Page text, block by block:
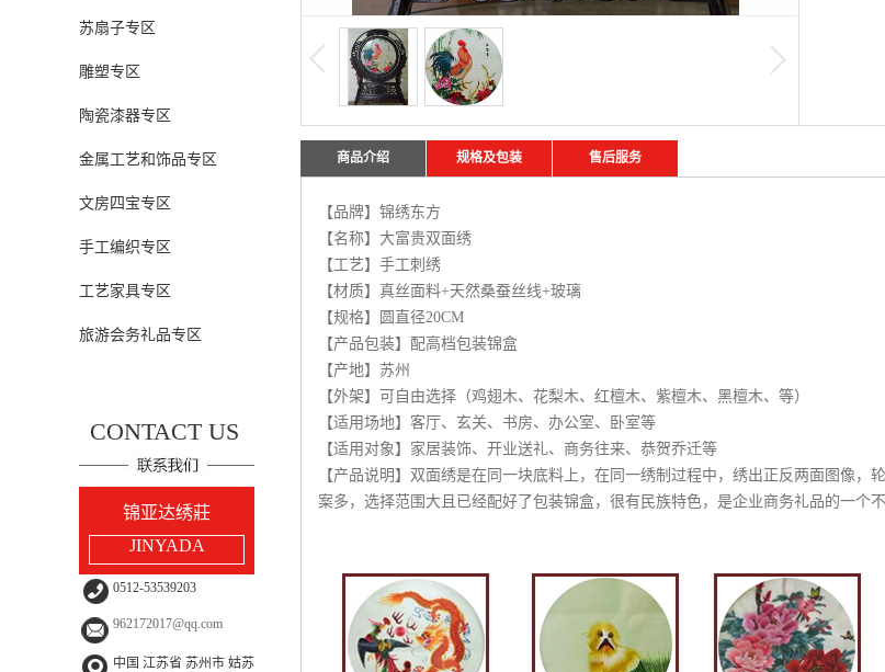
苏扇子专区
雕塑专区
陶瓷漆器专区
金属工艺和饰品专区
文房四宝专区
手工编织专区
工艺家具专区
旅游会务礼品专区
CONTACT US
锦亚达绣莊
JINYADA
0512-53539203
962172017@qq.com
中国 江苏省 苏州市 姑苏
商品介绍 规格及包装 售后服务
【品牌】锦绣东方
【名称】大富贵双面绣
【工艺】手工刺绣
【材质】真丝面料+天然桑蚕丝线+玻璃
【规格】圆直径20CM
【产品包装】配高档包装锦盒
【产地】苏州
【外架】可自由选择（鸡翅木、花梨木、红檀木、紫檀木、黑檀木、等）
【适用场地】客厅、玄关、书房、办公室、卧室等
【适用对象】家居装饰、开业送礼、商务往来、恭贺乔迁等
【产品说明】双面绣是在同一块底料上，在同一绣制过程中，绣出正反两面图像
案多，选择范围大且已经配好了包装锦盒，很有民族特色，是企业商务礼品的一个不